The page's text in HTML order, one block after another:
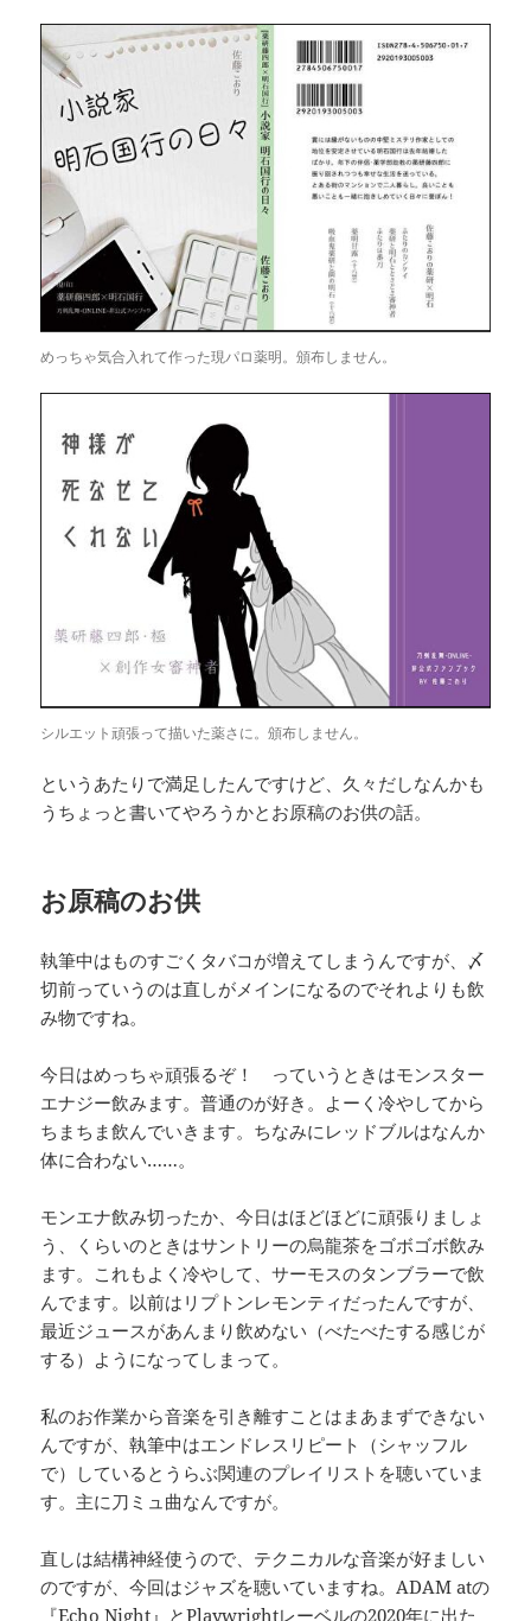
めっちゃ気合入れて作った現パロ薬明。頒布しません。
シルエット頑張って描いた薬さに。頒布しません。
というあたりで満足したんですけど、久々だしなんかも
うちょっと書いてやろうかとお原稿のお供の話。
お原稿のお供
執筆中はものすごくタバコが増えてしまうんですが、〆
切前っていうのは直しがメインになるのでそれよりも飲
み物ですね。
今日はめっちゃ頑張るぞ！ っていうときはモンスター
エナジー飲みます。普通のが好き。よーく冷やしてから
ちまちま飲んでいきます。ちなみにレッドブルはなんか
体に合わない……。
モンエナ飲み切ったか、今日はほどほどに頑張りましょ
う、くらいのときはサントリーの烏龍茶をゴボゴボ飲み
ます。これもよく冷やして、サーモスのタンブラーで飲
んでます。以前はリプトンレモンティだったんですが、
最近ジュースがあんまり飲めない（べたべたする感じが
する）ようになってしまって。
私のお作業から音楽を引き離すことはまあまずできない
んですが、執筆中はエンドレスリピート（シャッフル
で）しているとうらぶ関連のプレイリストを聴いていま
す。主に刀ミュ曲なんですが。
直しは結構神経使うので、テクニカルな音楽が好ましい
のですが、今回はジャズを聴いていますね。ADAM atの
『Echo Night』とPlaywrightレーベルの2020年に出た